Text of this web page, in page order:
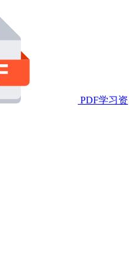
PDF学习资